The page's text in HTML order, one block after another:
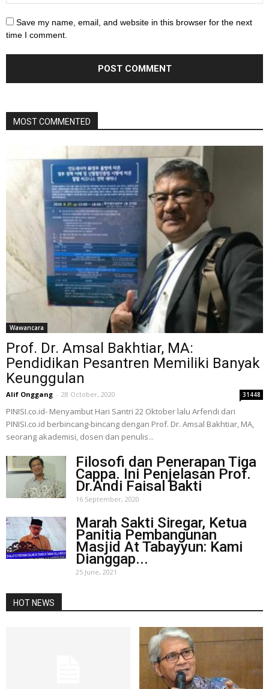
Save my name, email, and website in this browser for the next
time I comment.
MOST COMMENTED
Wawancara
Prof. Dr. Amsal Bakhtiar, MA:
Pendidikan Pesantren Memiliki Banyak
Keunggulan
Alif Onggang - 28 October, 2020 31448
PINISI.co.id- Menyambut Hari Santri 22 Oktober lalu Arfendi dari
PINISI.co.id berbincang-bincang dengan Prof. Dr. Amsal Bakhtiar, MA,
seorang akademisi, dosen dan penulis...
Filosofi dan Penerapan Tiga
Cappa. Ini Penjelasan Prof.
Dr.Andi Faisal Bakti
16 September, 2020
Marah Sakti Siregar, Ketua
Panitia Pembangunan
Masjid At Tabayyun: Kami
Dianggap...
25 June, 2021
HOT NEWS